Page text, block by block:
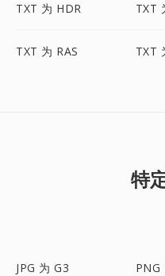
TXT 为 HDR TXT
TXT 为 RAS TXT
特
JPG 为 G3 PNG